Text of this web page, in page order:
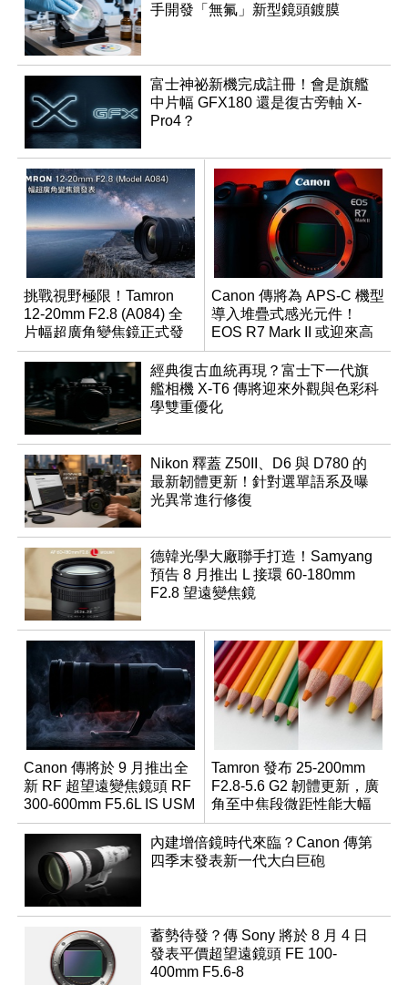
手開發「無氟」新型鏡頭鍍膜
富士神祕新機完成註冊！會是旗艦
中片幅 GFX180 還是復古旁軸 X-
Pro4？
挑戰視野極限！Tamron
12-20mm F2.8 (A084) 全
片幅超廣角變焦鏡正式發
表
Canon 傳將為 APS-C 機型
導入堆疊式感光元件！
EOS R7 Mark II 或迎來高
速讀出升級
經典復古血統再現？富士下一代旗
艦相機 X-T6 傳將迎來外觀與色彩科
學雙重優化
Nikon 釋蓋 Z50II、D6 與 D780 的
最新韌體更新！針對選單語系及曝
光異常進行修復
德韓光學大廠聯手打造！Samyang
預告 8 月推出 L 接環 60-180mm
F2.8 望遠變焦鏡
Canon 傳將於 9 月推出全
新 RF 超望遠變焦鏡頭 RF
300-600mm F5.6L IS USM
Tamron 發布 25-200mm
F2.8-5.6 G2 韌體更新，廣
角至中焦段微距性能大幅
升級
內建增倍鏡時代來臨？Canon 傳第
四季末發表新一代大白巨砲
蓄勢待發？傳 Sony 將於 8 月 4 日
發表平價超望遠鏡頭 FE 100-
400mm F5.6-8